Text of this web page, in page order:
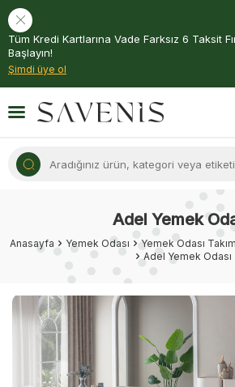
Tüm Kredi Kartlarına Vade Farksız 6 Taksit
Başlayın!
Şimdi üye ol
Adel Yemek
Anasayfa Yemek Odası Yemek Odası
Adel Yemek Odası